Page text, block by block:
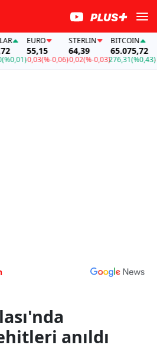
EURO
55,15
-0,03(%-0,06)
STERLIN
64,39
-0,02(%-0,03)
BITCOIN
65.075,72
276,31(%0,43)-
anıldı